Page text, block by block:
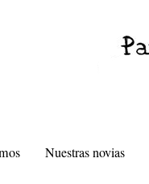
Nuestras novias